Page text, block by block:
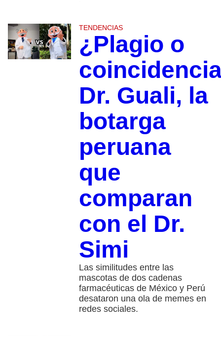
TENDENCIAS
¿Plagio o
Dr. Guali, la
botarga
peruana
que
comparan
con el Dr.
Simi
Las similitudes entre las
mascotas de dos cadenas
farmacéuticas de México y Perú
desataron una ola de memes en
redes sociales.